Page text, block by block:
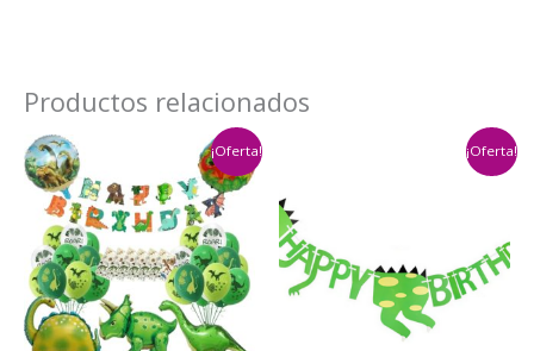
Productos relacionados
¡Oferta! ¡Oferta!